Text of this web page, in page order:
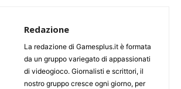
Redazione
La redazione di Gamesplus.it è formata
da un gruppo variegato di appassionati
di videogioco. Giornalisti e scrittori, il
nostro gruppo cresce ogni giorno, per